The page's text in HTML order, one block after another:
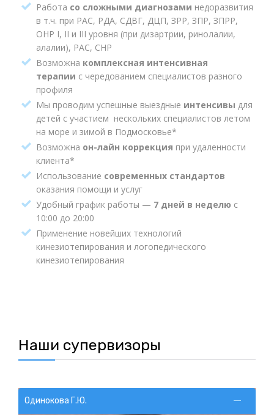
Работа со сложными диагнозами недоразвития
в т.ч. при РАС, РДА, СДВГ, ДЦП, ЗРР, ЗПР, ЗПРР,
ОНР I, II и III уровня (при дизартрии, ринолалии,
алалии), РАС, СНР
Возможна комплексная интенсивная
терапии с чередованием специалистов разного
профиля
Мы проводим успешные выездные интенсивы для
детей с участием нескольких специалистов летом
на море и зимой в Подмосковье*
Возможна он-лайн коррекция при удаленности
клиента*
Использование современных стандартов
оказания помощи и услуг
Удобный график работы — 7 дней в неделю с
10:00 до 20:00
Применение новейших технологий
кинезиотепирования и логопедического
кинезиотепирования
Наши супервизоры
Одинокова Г.Ю.